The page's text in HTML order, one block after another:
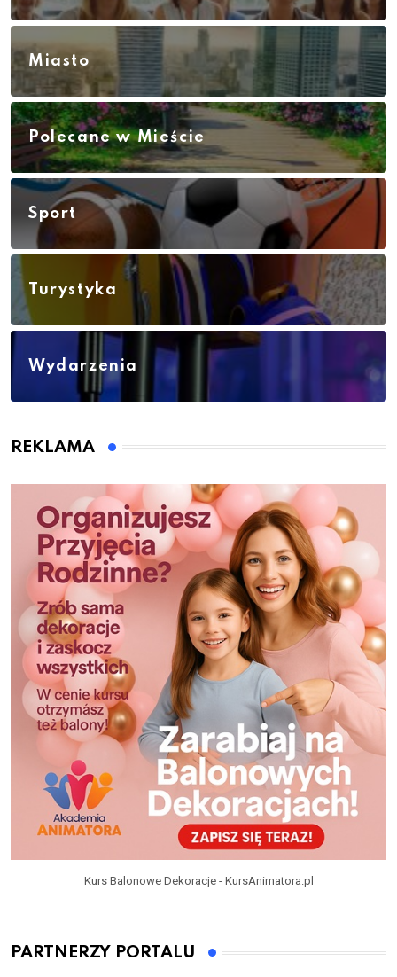
Miasto
Polecane w Mieście
Sport
Turystyka
Wydarzenia
REKLAMA
Kurs Balonowe Dekoracje - KursAnimatora.pl
PARTNERZY PORTALU